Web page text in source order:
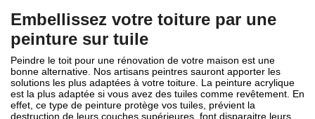
Embellissez votre toiture par une
peinture sur tuile
Peindre le toit pour une rénovation de votre maison est une
bonne alternative. Nos artisans peintres sauront apporter les
solutions les plus adaptées à votre toiture. La peinture acrylique
est la plus adaptée si vous avez des tuiles comme revêtement. En
effet, ce type de peinture protège vos tuiles, prévient la
destruction de leurs couches supérieures, font disparaitre leurs